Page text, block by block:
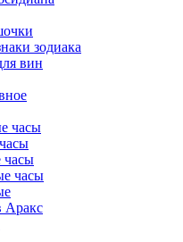
зодиака
вин
часы
часы
часы
Аракс